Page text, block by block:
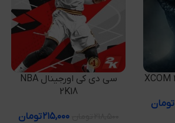
تومان
اطلاعات بیشتر
سی دی کی اورجینال NBA
2K18
۲۱۵,۰۰۰تومان